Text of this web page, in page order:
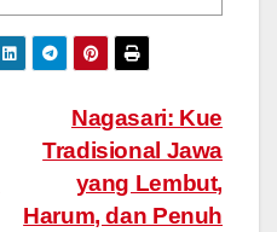
Nagasari: Kue
Tradisional Jawa
yang Lembut,
Harum, dan Penuh